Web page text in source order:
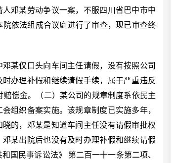
邓某劳动争议一案，不服四川省巴中市中
依法组成合议庭进行了审查，现已审查终
某仅口头向车间主任请假，没有按照公司
办理补假和继续请假手续，属于严重违反
偿金。（二）某公司的规章制度系依民主
组织备案实施。该规章制度已实施多年，
的，邓某是知道车间主任没有请假审批权
某出院后也没有及时办理补假和继续请假
国民事诉讼法》 第二百一十一条第二项、